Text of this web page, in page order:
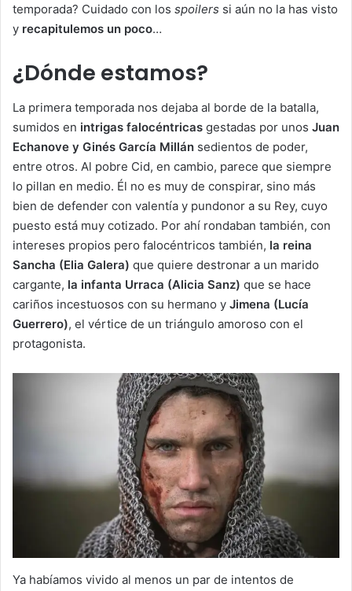
temporada? Cuidado con los spoilers si aún no la has visto
y recapitulemos un poco…
¿Dónde estamos?
La primera temporada nos dejaba al borde de la batalla,
sumidos en intrigas falocéntricas gestadas por unos Juan
Echanove y Ginés García Millán sedientos de poder,
entre otros. Al pobre Cid, en cambio, parece que siempre
lo pillan en medio. Él no es muy de conspirar, sino más
bien de defender con valentía y pundonor a su Rey, cuyo
puesto está muy cotizado. Por ahí rondaban también, con
intereses propios pero falocéntricos también, la reina
Sancha (Elia Galera) que quiere destronar a un marido
cargante, la infanta Urraca (Alicia Sanz) que se hace
cariños incestuosos con su hermano y Jimena (Lucía
Guerrero), el vértice de un triángulo amoroso con el
protagonista.
Ya habíamos vivido al menos un par de intentos de